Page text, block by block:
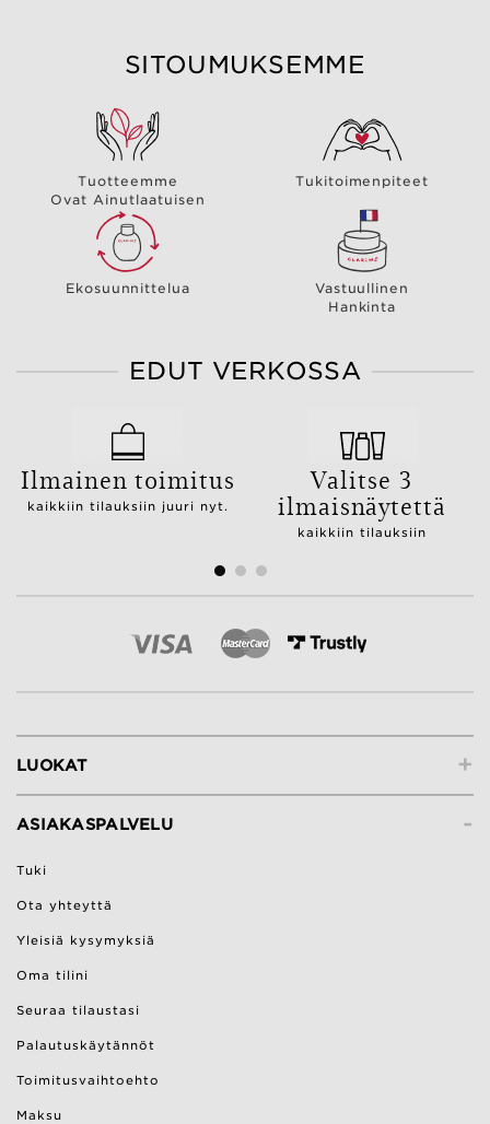
SITOUMUKSEMME
Tuotteemme
Ovat Ainutlaatuisen
Tukitoimenpiteet
Ekosuunnittelua
Vastuullinen
Hankinta
EDUT VERKOSSA
Ilmainen toimitus
kaikkiin tilauksiin juuri nyt.
Valitse 3
ilmaisnäytettä
kaikkiin tilauksiin
+
LUOKAT
-
ASIAKASPALVELU
Tuki
Ota yhteyttä
Yleisiä kysymyksiä
Oma tilini
Seuraa tilaustasi
Palautuskäytännöt
Toimitusvaihtoehto
Maksu